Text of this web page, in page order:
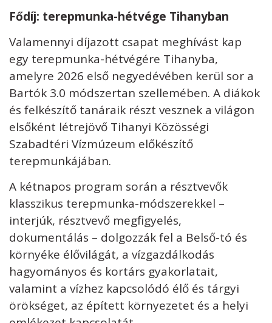
Fődíj: terepmunka-hétvége Tihanyban
Valamennyi díjazott csapat meghívást kap
egy terepmunka-hétvégére Tihanyba,
amelyre 2026 első negyedévében kerül sor a
Bartók 3.0 módszertan szellemében. A diákok
és felkészítő tanáraik részt vesznek a világon
elsőként létrejövő Tihanyi Közösségi
Szabadtéri Vízmúzeum előkészítő
terepmunkájában.
A kétnapos program során a résztvevők
klasszikus terepmunka-módszerekkel –
interjúk, résztvevő megfigyelés,
dokumentálás – dolgozzák fel a Belső-tó és
környéke élővilágát, a vízgazdálkodás
hagyományos és kortárs gyakorlatait,
valamint a vízhez kapcsolódó élő és tárgyi
örökséget, az épített környezetet és a helyi